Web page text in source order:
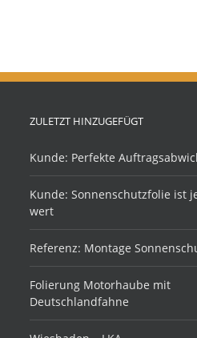
ZULETZT HINZUGEFÜGT
Kunde: Perfekte
Kunde: Sonnenschutzfolie ist
wert
Referenz: Montage
Folierung Motorhaube mit
Deutschlandfahne